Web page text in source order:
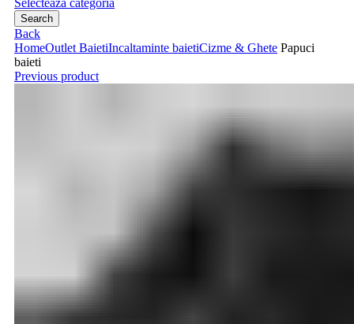
Search
Back
HomeOutlet BaietiIncaltaminte baietiCizme & Ghete Papuci
baieti
Previous product